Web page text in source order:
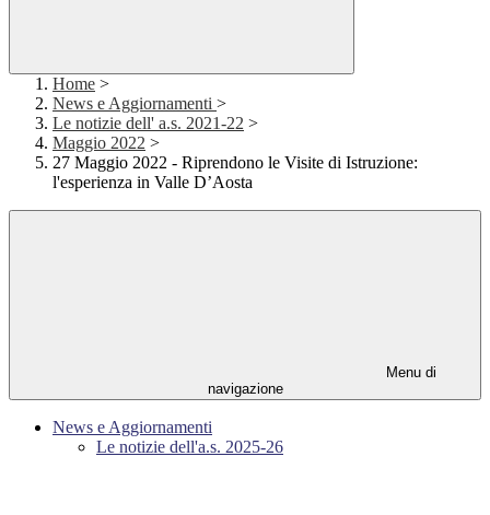
Home >
News e Aggiornamenti >
Le notizie dell' a.s. 2021-22 >
Maggio 2022 >
27 Maggio 2022 - Riprendono le Visite di Istruzione:
l'esperienza in Valle D’Aosta
Menu di
navigazione
News e Aggiornamenti
Le notizie dell'a.s. 2025-26